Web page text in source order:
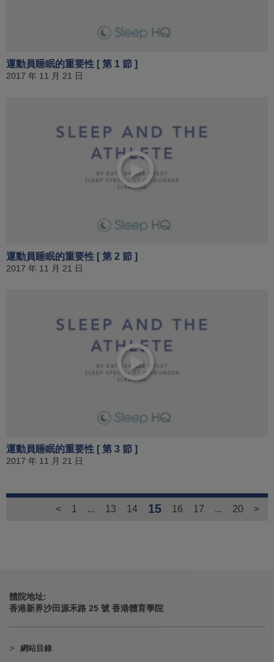
運動員睡眠的重要性 [ 第 1 節 ]
2017 年 11 月 21 日
運動員睡眠的重要性 [ 第 2 節 ]
2017 年 11 月 21 日
運動員睡眠的重要性 [ 第 3 節 ]
2017 年 11 月 21 日
< 1 ... 13 14 15 16 17 ... 20 >
體院地址:
香港新界沙田源禾路 25 號 香港體育學院
網站目錄